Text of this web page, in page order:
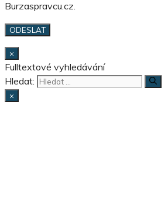
Burzaspravcu.cz.
×
Fulltextové vyhledávání
Hledat:
×